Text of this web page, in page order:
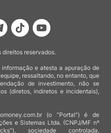
reservados.
e atesta a apuração de
ressaltando, no entanto, que
de investimento, não se
(diretos, indiretos e incidentais),
(o "Portal") é de
e Sistemas Ltda. (CNPJ/MF nº
sociedade controlada,